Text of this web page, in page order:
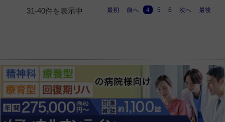
31-40件を表示中 最初 前へ 4 5 6 次へ 最後